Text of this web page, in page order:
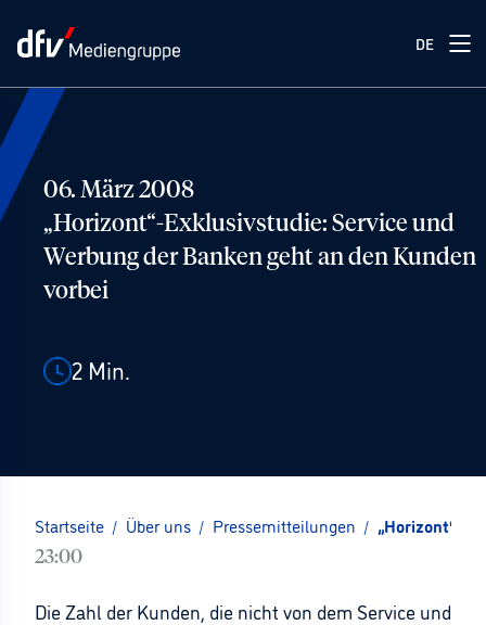
DE
06. März 2008
„Horizont“-Exklusivstudie: Service und
Werbung der Banken geht an den Kunden
vorbei
2 Min.
Startseite / Über uns / Pressemitteilungen / „Horizont“-
23:00
Die Zahl der Kunden, die nicht von dem Service und